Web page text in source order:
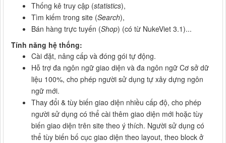
Thống kê truy cập (statistics),
Tìm kiếm trong site (Search),
Bán hàng trực tuyến (Shop) (có từ NukeViet 3.1)...
Tính năng hệ thống:
Cài đặt, nâng cấp và đóng gói tự động.
Hỗ trợ đa ngôn ngữ giao diện và đa ngôn ngữ Cơ sở dữ
liệu 100%, cho phép người sử dụng tự xây dựng ngôn
ngữ mới.
Thay đổi & tùy biến giao diện nhiều cấp độ, cho phép
người sử dụng có thể cài thêm giao diện mới hoặc tùy
biến giao diện trên site theo ý thích. Người sử dụng có
thể tùy biến bố cục giao diện theo layout, theo block ở